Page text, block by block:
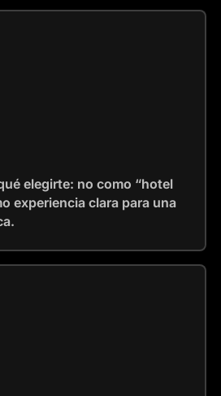
elegirte: no como “hotel
experiencia clara para una